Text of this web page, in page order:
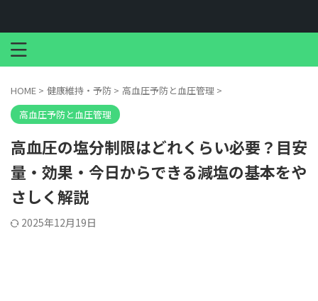
HOME > 健康維持・予防 > 高血圧予防と血圧管理 >
高血圧予防と血圧管理
高血圧の塩分制限はどれくらい必要？目安
量・効果・今日からできる減塩の基本をや
さしく解説
2025年12月19日